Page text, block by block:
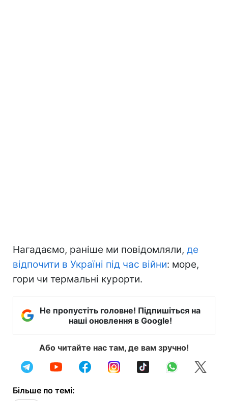
Нагадаємо, раніше ми повідомляли, де
відпочити в Україні під час війни: море,
гори чи термальні курорти.
Не пропустіть головне! Підпишіться на
наші оновлення в Google!
Або читайте нас там, де вам зручно!
Більше по темі: